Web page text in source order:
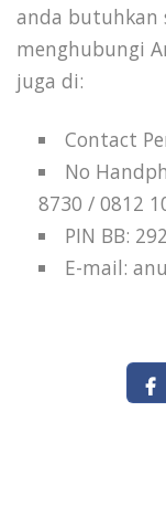
anda butuhkan
menghubungi
juga di:
Contact
No
8730 / 0812
PIN BB:
E-mail: